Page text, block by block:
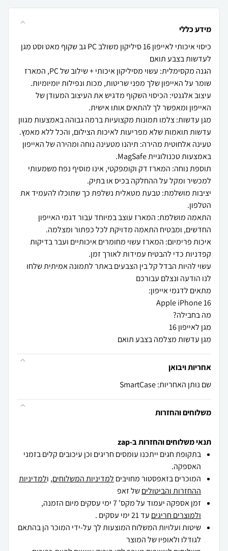
מידע כללי
כיסוי איכותי לאייפון 16 סיליקון משולב PC גב שקוף מאט וסט מגן
הגנה מקסימלית: עשוי מסיליקון איכותי + שילוב של PC, המארז
עיצוב אלגנטי: הכיסוי השקוף מדגיש את העיצוב המעודן של
מגן עדשות: צלמו תמונות מקצועיות ברמה גבוהה באמצעות מגוון
טעינה אלחוטית מהירה: תיהנו מטעינה נוחה ומהירה של האייפון
תוספת נוחה: המארז דק וקומפקטי, אינו מוסיף נפח משמעותי
יציבות מושלמת: טבעת מטאלית נשלפת כך שתוכלו להעמיד את
התאמה מושלמת: המארז עוצב במיוחד עבור דגמי האייפון
איכות פרימיום: המארז עשוי מחומרים איכותיים ועבר בדיקות
עשוי להיות הבדל קל בין הצבעים באתר לתמונה אמיתית שלחו
מגן עדשות מצלמה בצבע תואם
אחריות ויבואן
שם נותן האחריות: SmartCase
משלוחים והחזרות
תנאי משלוחים והחזרות ב-zap
בתקופת חגים ייתכנו עומסים חריגים וכן עיכובים קלים בזמני
האספקה.
המוכרים בזאפסטור מחויבים למדיניות המשלוחים, ולמדיניות
ההחזרות והביטוליםשל זאפ
זמן אספקה יעמוד על מקס' 7 ימי עסקים מיום הזמנה,
ולמוצרים חריגים עד 21 ימי עסקים .
שיטות ועלויות המשלוח המוצעות לך על-ידי המוכר הן בהתאם
לגודלו ולאופיו של המוצר